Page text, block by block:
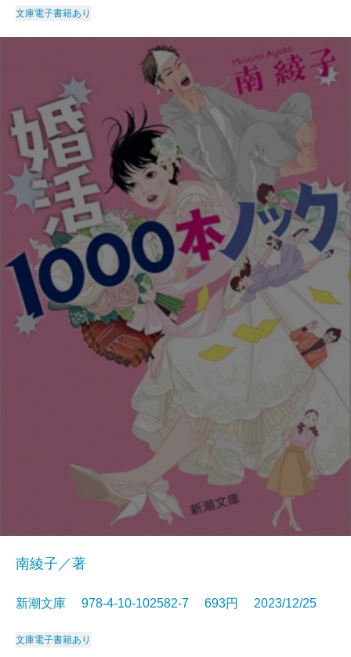
文庫電子書籍あり
南綾子／著
新潮文庫 978-4-10-102582-7 693円 2023/12/25
文庫電子書籍あり